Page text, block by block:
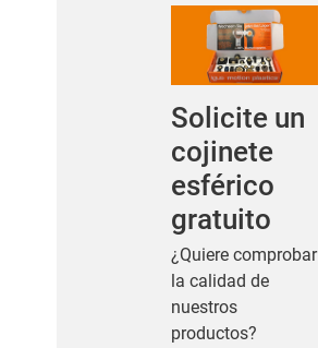
Solicite un
cojinete
esférico
gratuito
¿Quiere comprobar
la calidad de
nuestros
productos?